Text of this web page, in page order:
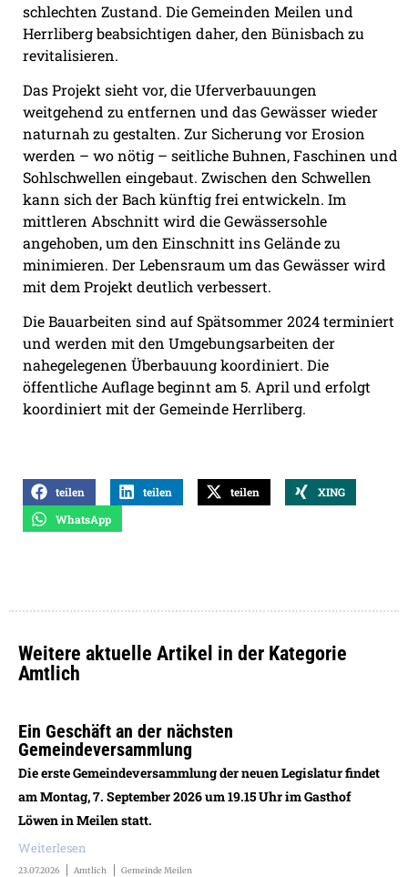
schlechten Zustand. Die Gemeinden Meilen und
Herrliberg beabsichtigen daher, den Bünisbach zu
revitalisieren.
Das Projekt sieht vor, die Uferverbauungen
weitgehend zu entfernen und das Gewässer wieder
naturnah zu gestalten. Zur Sicherung vor Erosion
werden – wo nötig – seitliche Buhnen, Faschinen und
Sohlschwellen eingebaut. Zwischen den Schwellen
kann sich der Bach künftig frei entwickeln. Im
mittleren Abschnitt wird die Gewässersohle
angehoben, um den Einschnitt ins Gelände zu
minimieren. Der Lebensraum um das Gewässer wird
mit dem Projekt deutlich verbessert.
Die Bauarbeiten sind auf Spätsommer 2024 terminiert
und werden mit den Umgebungsarbeiten der
nahegelegenen Überbauung koordiniert. Die
öffentliche Auflage beginnt am 5. April und erfolgt
koordiniert mit der Gemeinde Herrliberg.
teilen teilen teilen
XING
WhatsApp
Weitere aktuelle Artikel in der Kategorie
Amtlich
Ein Geschäft an der nächsten
Gemeindeversammlung
Die erste Gemeindeversammlung der neuen Legislatur findet
am Montag, 7. September 2026 um 19.15 Uhr im Gasthof
Löwen in Meilen statt.
Weiterlesen
23.07.2026 Amtlich Gemeinde Meilen